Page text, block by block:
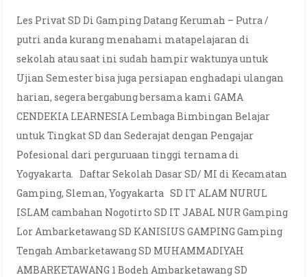
Les Privat SD Di Gamping Datang Kerumah – Putra /
putri anda kurang menahami matapelajaran di
sekolah atau saat ini sudah hampir waktunya untuk
Ujian Semester bisa juga persiapan enghadapi ulangan
harian, segera bergabung bersama kami GAMA
CENDEKIA LEARNESIA Lembaga Bimbingan Belajar
untuk Tingkat SD dan Sederajat dengan Pengajar
Pofesional dari perguruaan tinggi ternama di
Yogyakarta. Daftar Sekolah Dasar SD/ MI di Kecamatan
Gamping, Sleman, Yogyakarta SD IT ALAM NURUL
ISLAM cambahan Nogotirto SD IT JABAL NUR Gamping
Lor Ambarketawang SD KANISIUS GAMPING Gamping
Tengah Ambarketawang SD MUHAMMADIYAH
AMBARKETAWANG 1 Bodeh Ambarketawang SD